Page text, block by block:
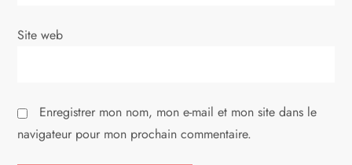
i
l
e
Site web
Enregistrer mon nom, mon e-mail et mon site dans le
navigateur pour mon prochain commentaire.